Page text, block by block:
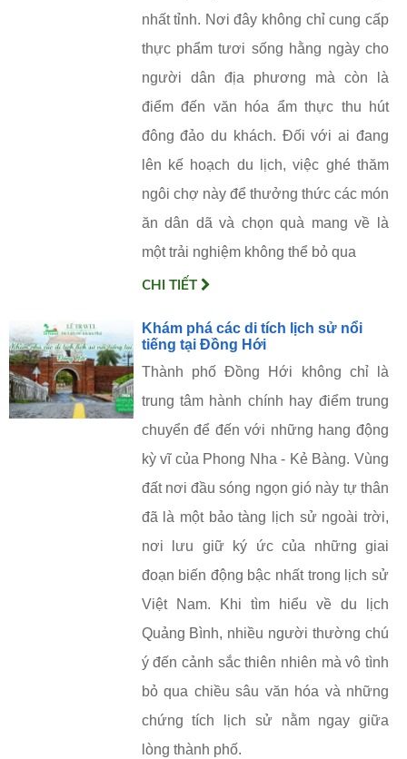
nhất tỉnh. Nơi đây không chỉ cung cấp
thực phẩm tươi sống hằng ngày cho
người dân địa phương mà còn là
điểm đến văn hóa ẩm thực thu hút
đông đảo du khách. Đối với ai đang
lên kế hoạch du lịch, việc ghé thăm
ngôi chợ này để thưởng thức các món
ăn dân dã và chọn quà mang về là
một trải nghiệm không thể bỏ qua
CHI TIẾT
Khám phá các di tích lịch sử nổi
tiếng tại Đồng Hới
Thành phố Đồng Hới không chỉ là
trung tâm hành chính hay điểm trung
chuyển để đến với những hang động
kỳ vĩ của Phong Nha - Kẻ Bàng. Vùng
đất nơi đầu sóng ngọn gió này tự thân
đã là một bảo tàng lịch sử ngoài trời,
nơi lưu giữ ký ức của những giai
đoạn biến động bậc nhất trong lịch sử
Việt Nam. Khi tìm hiểu về du lịch
Quảng Bình, nhiều người thường chú
ý đến cảnh sắc thiên nhiên mà vô tình
bỏ qua chiều sâu văn hóa và những
chứng tích lịch sử nằm ngay giữa
lòng thành phố.